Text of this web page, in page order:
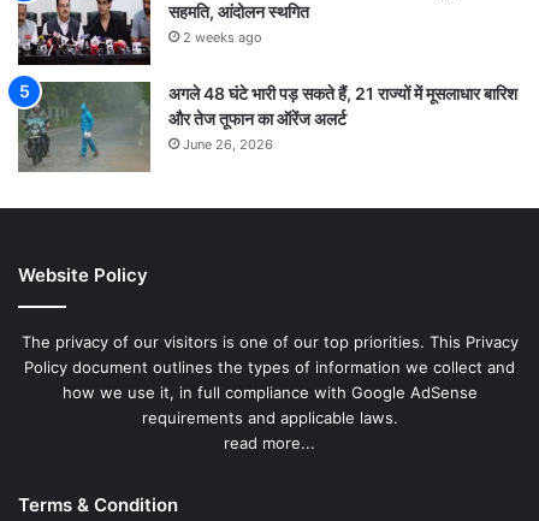
सहमति, आंदोलन स्थगित
2 weeks ago
अगले 48 घंटे भारी पड़ सकते हैं, 21 राज्यों में मूसलाधार बारिश
और तेज तूफान का ऑरेंज अलर्ट
June 26, 2026
Website Policy
The privacy of our visitors is one of our top priorities. This Privacy
Policy document outlines the types of information we collect and
how we use it, in full compliance with Google AdSense
requirements and applicable laws.
read more...
Terms & Condition